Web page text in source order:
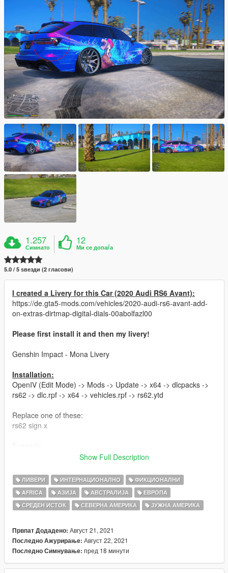
1.257
Симнато
12
Ми се допаѓа
5.0 / 5 ѕвезди (2 гласови)
I created a Livery for this Car (2020 Audi RS6 Avant):
https://de.gta5-mods.com/vehicles/2020-audi-rs6-avant-add-
on-extras-dirtmap-digital-dials-00abolfazl00
Please first install it and then my livery!
Genshin Impact - Mona Livery
Installation:
OpenIV (Edit Mode) -> Mods -> Update -> x64 -> dlcpacks ->
rs62 -> dlc.rpf -> x64 -> vehicles.rpf -> rs62.ytd
Replace one of these:
rs62 sign x
rs62 sign 7 replace with my RS6AVANT-FINAL v1.1.png
Have fun!
Hope you guys love it :-)
Updates:
Iam using ReduxV and Reshade, if you are interested...
PLEASE DO NOT UPLOAD WITHOUT MY PERMISSION!
Show Full Description
ЛИВЕРИ ИНТЕРНАЦИОНАЛНО
ФИКЦИОНАЛНИ
AFRICA
АЗИЈА АВСТРАЛИЈА
ЕВРОПА
СРЕДЕН ИСТОК
СЕВЕРНА АМЕРИКА ЈУЖНА АМЕРИКА
Првпат Додадено: Август 21, 2021
Последно Ажурирање: Август 22, 2021
Последно Симнување: пред 18 минути